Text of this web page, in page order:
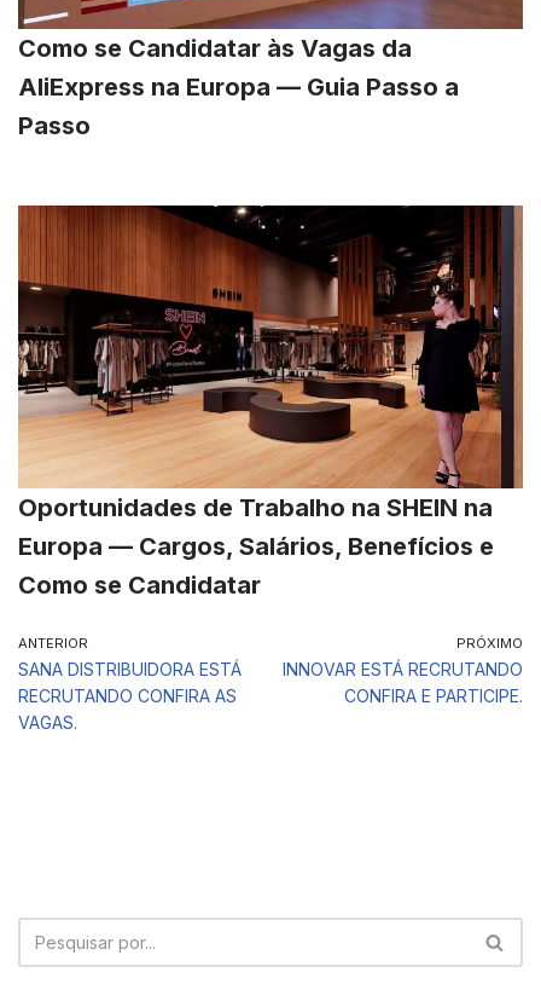
Como se Candidatar às Vagas da
AliExpress na Europa — Guia Passo a
Passo
Oportunidades de Trabalho na SHEIN na
Europa — Cargos, Salários, Benefícios e
Como se Candidatar
ANTERIOR
SANA DISTRIBUIDORA ESTÁ
RECRUTANDO CONFIRA AS
VAGAS.
PRÓXIMO
INNOVAR ESTÁ RECRUTANDO
CONFIRA E PARTICIPE.